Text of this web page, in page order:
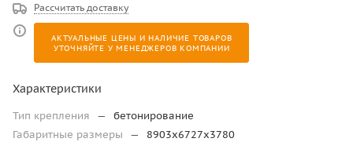
Рассчитать доставку
АКТУАЛЬНЫЕ ЦЕНЫ И НАЛИЧИЕ ТОВАРОВ
УТОЧНЯЙТЕ У МЕНЕДЖЕРОВ КОМПАНИИ
Характеристики
Тип крепления —
бетонирование
Габаритные размеры
—
8903х6727х3780